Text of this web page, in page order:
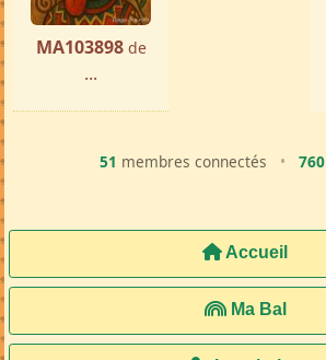
MA103898 de
...
51 membres connectés • 760
Accueil
Ma Bal